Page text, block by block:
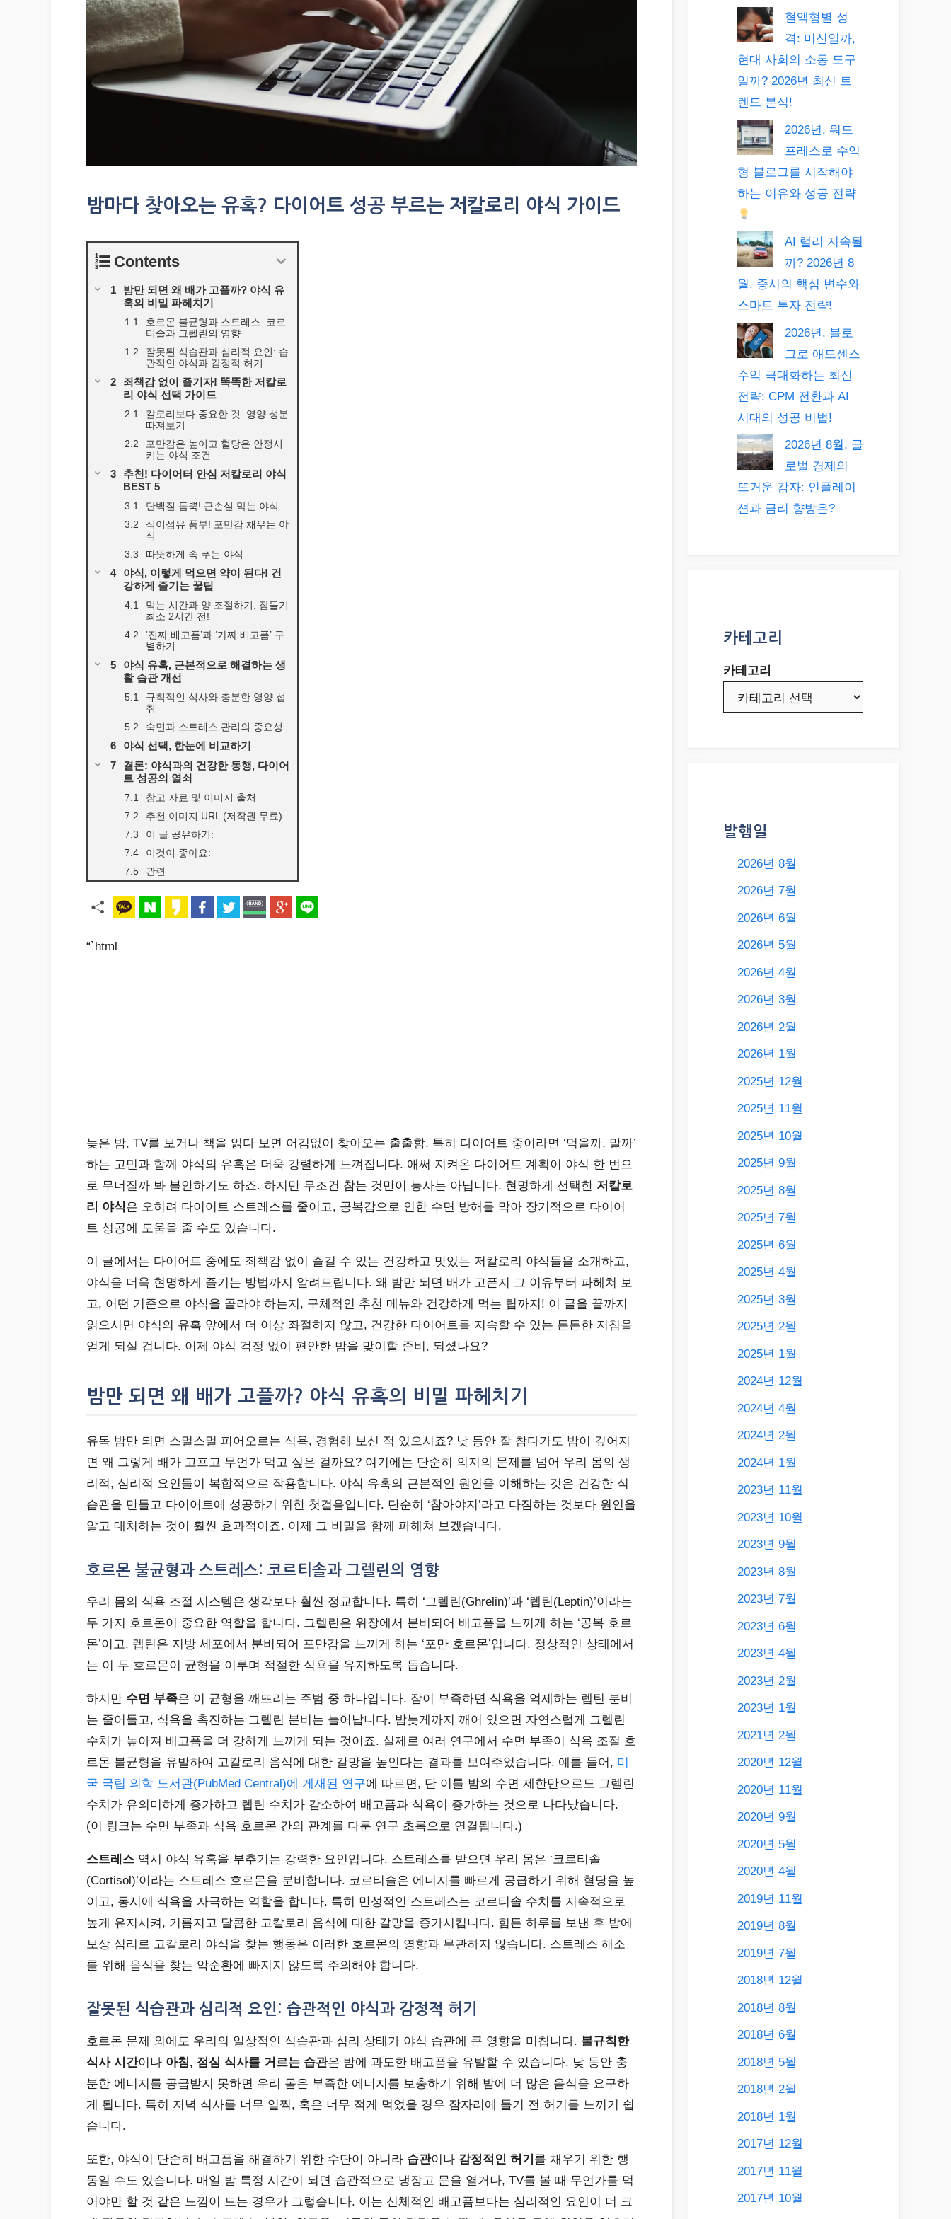
밤마다 찾아오는 유혹? 다이어트 성공 부르는 저칼로리 야식 가이드
Contents
밤만 되면 왜 배가 고플까? 야식 유
혹의 비밀 파헤치기
호르몬 불균형과 스트레스: 코르
티솔과 그렐린의 영향
잘못된 식습관과 심리적 요인: 습
관적인 야식과 감정적 허기
죄책감 없이 즐기자! 똑똑한 저칼로
리 야식 선택 가이드
칼로리보다 중요한 것: 영양 성분
따져보기
포만감은 높이고 혈당은 안정시
키는 야식 조건
추천! 다이어터 안심 저칼로리 야식
BEST 5
단백질 듬뿍! 근손실 막는 야식
식이섬유 풍부! 포만감 채우는 야
식
따뜻하게 속 푸는 야식
야식, 이렇게 먹으면 약이 된다! 건
강하게 즐기는 꿀팁
먹는 시간과 양 조절하기: 잠들기
최소 2시간 전!
‘진짜 배고픔’과 ‘가짜 배고픔’ 구
별하기
야식 유혹, 근본적으로 해결하는 생
활 습관 개선
규칙적인 식사와 충분한 영양 섭
취
숙면과 스트레스 관리의 중요성
야식 선택, 한눈에 비교하기
결론: 야식과의 건강한 동행, 다이어
트 성공의 열쇠
참고 자료 및 이미지 출처
추천 이미지 URL (저작권 무료)
이 글 공유하기:
이것이 좋아요:
관련
“`html
늦은 밤, TV를 보거나 책을 읽다 보면 어김없이 찾아오는 출출함. 특히 다이어트 중이라면 ‘먹을까, 말까’
하는 고민과 함께 야식의 유혹은 더욱 강렬하게 느껴집니다. 애써 지켜온 다이어트 계획이 야식 한 번으
로 무너질까 봐 불안하기도 하죠. 하지만 무조건 참는 것만이 능사는 아닙니다. 현명하게 선택한 저칼로
리 야식은 오히려 다이어트 스트레스를 줄이고, 공복감으로 인한 수면 방해를 막아 장기적으로 다이어
트 성공에 도움을 줄 수도 있습니다.
이 글에서는 다이어트 중에도 죄책감 없이 즐길 수 있는 건강하고 맛있는 저칼로리 야식들을 소개하고,
야식을 더욱 현명하게 즐기는 방법까지 알려드립니다. 왜 밤만 되면 배가 고픈지 그 이유부터 파헤쳐 보
고, 어떤 기준으로 야식을 골라야 하는지, 구체적인 추천 메뉴와 건강하게 먹는 팁까지! 이 글을 끝까지
읽으시면 야식의 유혹 앞에서 더 이상 좌절하지 않고, 건강한 다이어트를 지속할 수 있는 든든한 지침을
얻게 되실 겁니다. 이제 야식 걱정 없이 편안한 밤을 맞이할 준비, 되셨나요?
밤만 되면 왜 배가 고플까? 야식 유혹의 비밀 파헤치기
유독 밤만 되면 스멀스멀 피어오르는 식욕, 경험해 보신 적 있으시죠? 낮 동안 잘 참다가도 밤이 깊어지
면 왜 그렇게 배가 고프고 무언가 먹고 싶은 걸까요? 여기에는 단순히 의지의 문제를 넘어 우리 몸의 생
리적, 심리적 요인들이 복합적으로 작용합니다. 야식 유혹의 근본적인 원인을 이해하는 것은 건강한 식
습관을 만들고 다이어트에 성공하기 위한 첫걸음입니다. 단순히 ‘참아야지’라고 다짐하는 것보다 원인을
알고 대처하는 것이 훨씬 효과적이죠. 이제 그 비밀을 함께 파헤쳐 보겠습니다.
호르몬 불균형과 스트레스: 코르티솔과 그렐린의 영향
우리 몸의 식욕 조절 시스템은 생각보다 훨씬 정교합니다. 특히 ‘그렐린(Ghrelin)’과 ‘렙틴(Leptin)’이라는
두 가지 호르몬이 중요한 역할을 합니다. 그렐린은 위장에서 분비되어 배고픔을 느끼게 하는 ‘공복 호르
몬’이고, 렙틴은 지방 세포에서 분비되어 포만감을 느끼게 하는 ‘포만 호르몬’입니다. 정상적인 상태에서
는 이 두 호르몬이 균형을 이루며 적절한 식욕을 유지하도록 돕습니다.
하지만 수면 부족은 이 균형을 깨뜨리는 주범 중 하나입니다. 잠이 부족하면 식욕을 억제하는 렙틴 분비
는 줄어들고, 식욕을 촉진하는 그렐린 분비는 늘어납니다. 밤늦게까지 깨어 있으면 자연스럽게 그렐린
수치가 높아져 배고픔을 더 강하게 느끼게 되는 것이죠. 실제로 여러 연구에서 수면 부족이 식욕 조절 호
르몬 불균형을 유발하여 고칼로리 음식에 대한 갈망을 높인다는 결과를 보여주었습니다. 예를 들어, 미
국 국립 의학 도서관(PubMed Central)에 게재된 연구에 따르면, 단 이틀 밤의 수면 제한만으로도 그렐린
수치가 유의미하게 증가하고 렙틴 수치가 감소하여 배고픔과 식욕이 증가하는 것으로 나타났습니다.
(이 링크는 수면 부족과 식욕 호르몬 간의 관계를 다룬 연구 초록으로 연결됩니다.)
스트레스 역시 야식 유혹을 부추기는 강력한 요인입니다. 스트레스를 받으면 우리 몸은 ‘코르티솔
(Cortisol)’이라는 스트레스 호르몬을 분비합니다. 코르티솔은 에너지를 빠르게 공급하기 위해 혈당을 높
이고, 동시에 식욕을 자극하는 역할을 합니다. 특히 만성적인 스트레스는 코르티솔 수치를 지속적으로
높게 유지시켜, 기름지고 달콤한 고칼로리 음식에 대한 갈망을 증가시킵니다. 힘든 하루를 보낸 후 밤에
보상 심리로 고칼로리 야식을 찾는 행동은 이러한 호르몬의 영향과 무관하지 않습니다. 스트레스 해소
를 위해 음식을 찾는 악순환에 빠지지 않도록 주의해야 합니다.
잘못된 식습관과 심리적 요인: 습관적인 야식과 감정적 허기
호르몬 문제 외에도 우리의 일상적인 식습관과 심리 상태가 야식 습관에 큰 영향을 미칩니다. 불규칙한
식사 시간이나 아침, 점심 식사를 거르는 습관은 밤에 과도한 배고픔을 유발할 수 있습니다. 낮 동안 충
분한 에너지를 공급받지 못하면 우리 몸은 부족한 에너지를 보충하기 위해 밤에 더 많은 음식을 요구하
게 됩니다. 특히 저녁 식사를 너무 일찍, 혹은 너무 적게 먹었을 경우 잠자리에 들기 전 허기를 느끼기 쉽
습니다.
또한, 야식이 단순히 배고픔을 해결하기 위한 수단이 아니라 습관이나 감정적인 허기 를 채우기 위한 행
동일 수도 있습니다. 매일 밤 특정 시간이 되면 습관적으로 냉장고 문을 열거나, TV를 볼 때 무언가를 먹
어야만 할 것 같은 느낌이 드는 경우가 그렇습니다. 이는 신체적인 배고픔보다는 심리적인 요인이 더 크
혈액형별 성
격: 미신일까,
현대 사회의 소통 도구
일까? 2026년 최신 트
렌드 분석!
2026년, 워드
프레스로 수익
형 블로그를 시작해야
하는 이유와 성공 전략
AI 랠리 지속될
까? 2026년 8
월, 증시의 핵심 변수와
스마트 투자 전략!
2026년, 블로
그로 애드센스
수익 극대화하는 최신
전략: CPM 전환과 AI
시대의 성공 비법!
2026년 8월, 글
로벌 경제의
뜨거운 감자: 인플레이
션과 금리 향방은?
카테고리
카테고리
발행일
2026년 8월
2026년 7월
2026년 6월
2026년 5월
2026년 4월
2026년 3월
2026년 2월
2026년 1월
2025년 12월
2025년 11월
2025년 10월
2025년 9월
2025년 8월
2025년 7월
2025년 6월
2025년 4월
2025년 3월
2025년 2월
2025년 1월
2024년 12월
2024년 4월
2024년 2월
2024년 1월
2023년 11월
2023년 10월
2023년 9월
2023년 8월
2023년 7월
2023년 6월
2023년 4월
2023년 2월
2023년 1월
2021년 2월
2020년 12월
2020년 11월
2020년 9월
2020년 5월
2020년 4월
2019년 11월
2019년 8월
2019년 7월
2018년 12월
2018년 8월
2018년 6월
2018년 5월
2018년 2월
2018년 1월
2017년 12월
2017년 11월
2017년 10월